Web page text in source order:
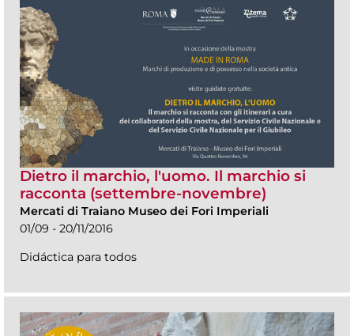
Dietro il marchio, l'uomo. Il marchio si
racconta (settembre-novembre)
Mercati di Traiano Museo dei Fori Imperiali
01/09 - 20/11/2016
Didáctica para todos